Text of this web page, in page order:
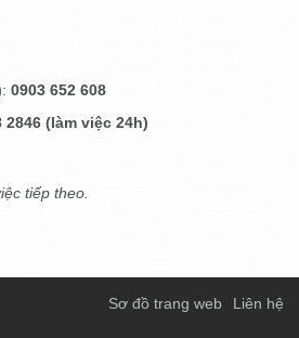
: 0903 652 608
2846 (làm việc 24h)
tiếp theo.
Sơ đồ trang web Liên hệ